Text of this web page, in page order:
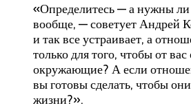
«Определитесь — а нужны
вообще, — советует Андрей
и так все устраивает, а
только для того, чтобы от вас
окружающие? А если
вы готовы сделать, чтобы
жизни?».